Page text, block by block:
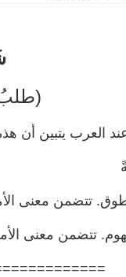
يتبين أن هذه
تتضمن معنى
تتضمن معنى